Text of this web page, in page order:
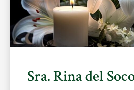
Sra. Rina del